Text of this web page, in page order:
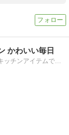
かわいい毎日
キッチンアイテムでオシャレキッチンかわいキッチンアイテムでオシャレ キッチン かわいいって毎日快適。キッチンアイテム広場